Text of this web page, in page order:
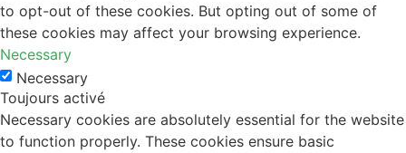
to opt-out of these cookies. But opting out of some of
these cookies may affect your browsing experience.
Necessary
Necessary
Toujours activé
Necessary cookies are absolutely essential for the website
to function properly. These cookies ensure basic